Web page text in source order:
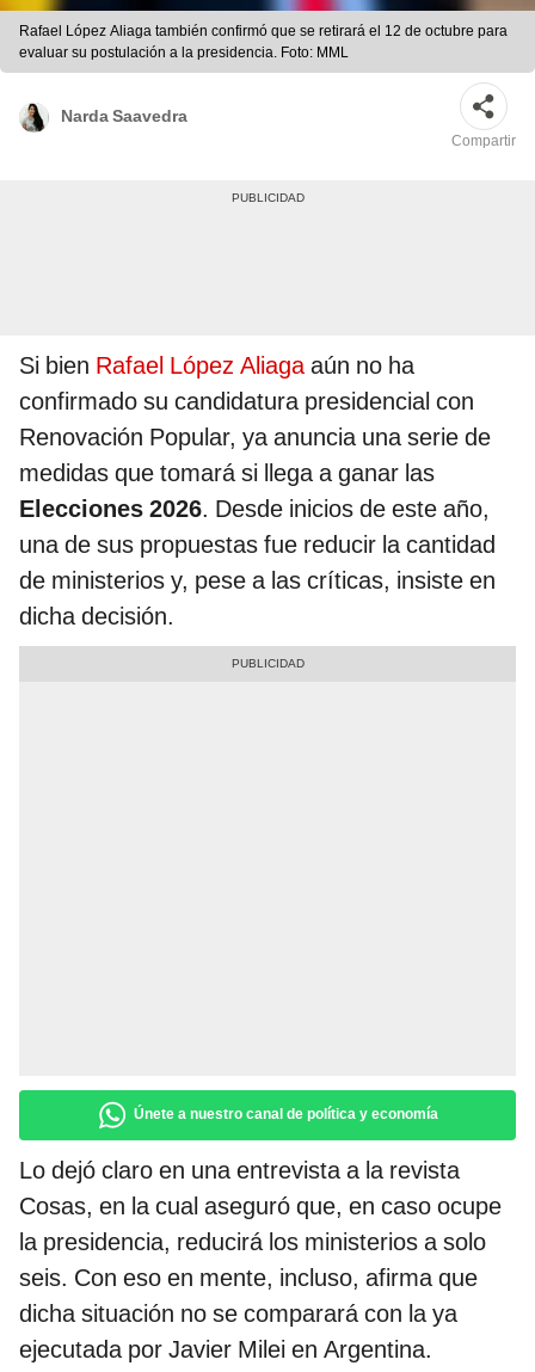
Rafael López Aliaga también confirmó que se retirará el 12 de octubre para
evaluar su postulación a la presidencia. Foto: MML
Narda Saavedra
Compartir
Si bien Rafael López Aliagaaún no ha
confirmado su candidatura presidencial con
Renovación Popular, ya anuncia una serie de
medidas que tomará si llega a ganar las
Elecciones 2026. Desde inicios de este año,
una de sus propuestas fue reducir la cantidad
de ministerios y, pese a las críticas, insiste en
dicha decisión.
Únete a nuestro canal de política y economía
Lo dejó claro en una entrevista a la revista
Cosas, en la cual aseguró que, en caso ocupe
la presidencia, reducirá los ministerios a solo
seis. Con eso en mente, incluso, afirma que
dicha situación no se comparará con la ya
ejecutada por Javier Milei en Argentina.